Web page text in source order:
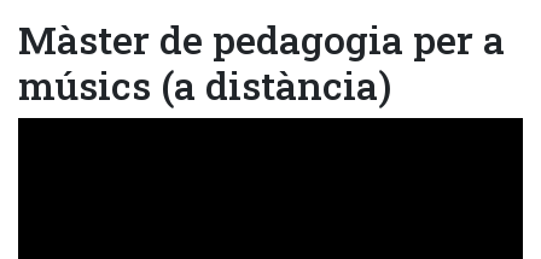
Activitats
Màster de pedagogia per a
músics (a distància)